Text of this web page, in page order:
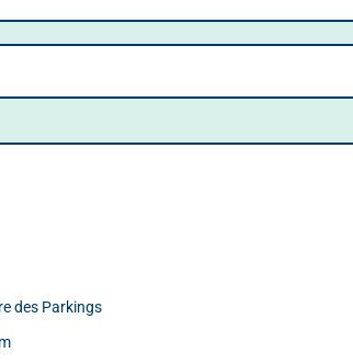
des Parkings